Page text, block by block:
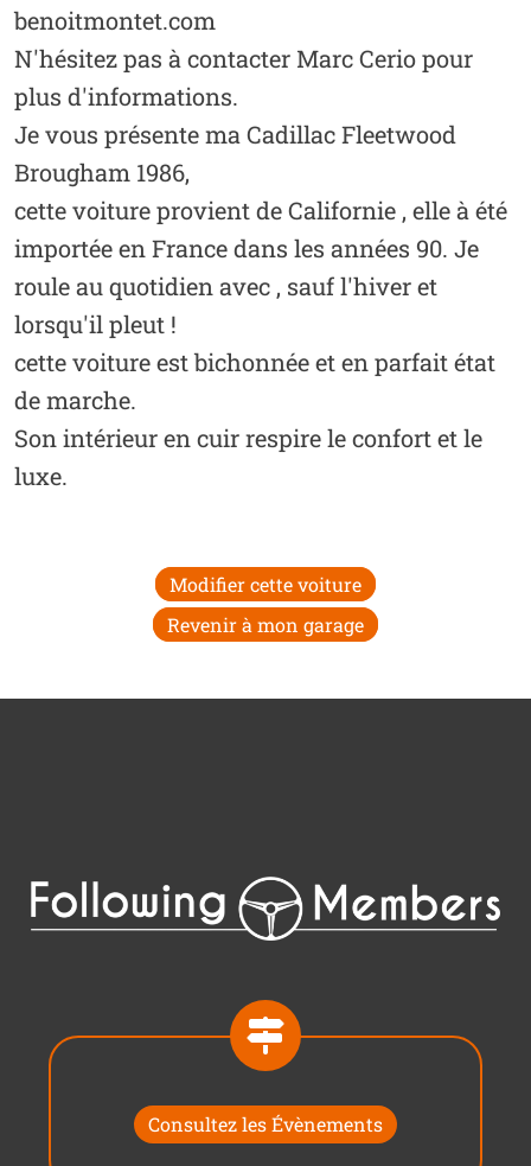
benoitmontet.com
N'hésitez pas à contacter Marc Cerio pour
plus d'informations.
Je vous présente ma Cadillac Fleetwood
Brougham 1986,
cette voiture provient de Californie , elle à été
importée en France dans les années 90. Je
roule au quotidien avec , sauf l'hiver et
lorsqu'il pleut !
cette voiture est bichonnée et en parfait état
de marche.
Son intérieur en cuir respire le confort et le
luxe.
Modifier cette voiture
Revenir à mon garage
Consultez les Évènements